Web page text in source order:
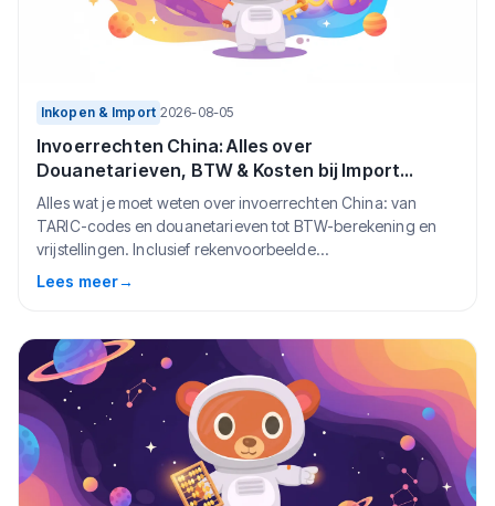
Inkopen & Import 2026-08-05
Invoerrechten China: Alles over
Douanetarieven, BTW & Kosten bij Import
(2026)
Alles wat je moet weten over invoerrechten China: van
TARIC-codes en douanetarieven tot BTW-berekening en
vrijstellingen. Inclusief rekenvoorbeelde...
Lees meer→